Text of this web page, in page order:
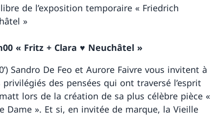
de l’exposition temporaire « Friedrich
»
« Fritz + Clara ♥ Neuchâtel »
Sandro De Feo et Aurore Faivre vous invitent à
des pensées qui ont traversé l’esprit
lors de la création de sa plus célèbre pièce «
Dame ». Et si, en invitée de marque, la Vieille